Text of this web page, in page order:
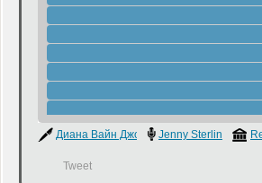
Диана Вайн Джоунс Jenny Sterlin
Tweet